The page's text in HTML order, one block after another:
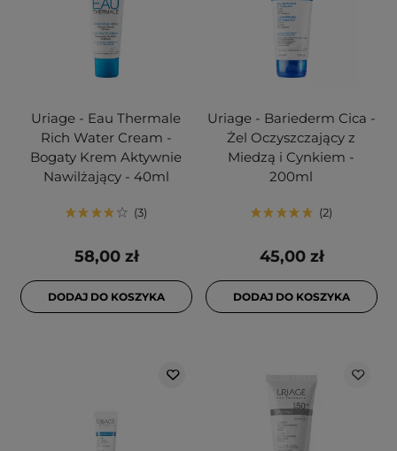
Uriage - Eau Thermale
Rich Water Cream -
Bogaty Krem Aktywnie
Nawilżający - 40ml
3
58,00 zł
DODAJ DO KOSZYKA
Uriage - Bariederm Cica -
Żel Oczyszczający z
Miedzą i Cynkiem -
200ml
2
45,00 zł
DODAJ DO KOSZYKA